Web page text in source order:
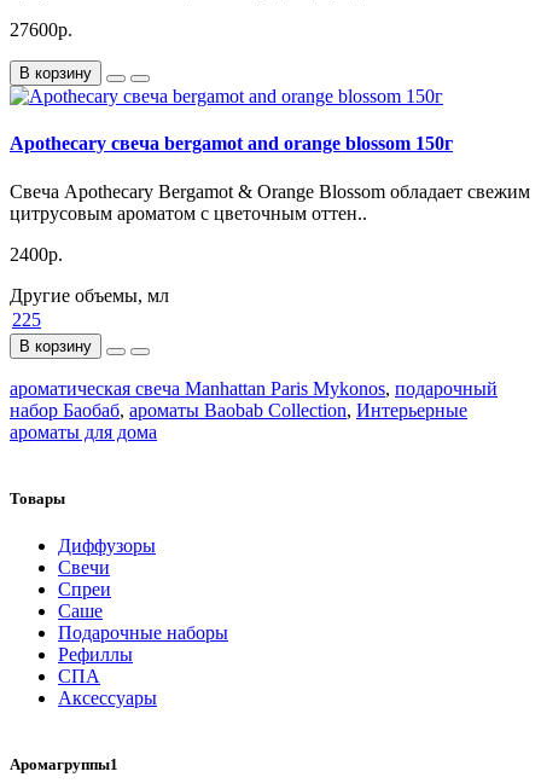
27600р.
В корзину
Apothecary свеча bergamot and orange blossom 150г
Свеча Apothecary Bergamot & Orange Blossom обладает свежим
цитрусовым ароматом с цветочным оттен..
2400р.
Другие объемы, мл
225
В корзину
ароматическая свеча Manhattan Paris Mykonos, подарочный
набор Баобаб, ароматы Baobab Collection, Интерьерные
ароматы для дома
Товары
Диффузоры
Свечи
Спреи
Саше
Подарочные наборы
Рефиллы
СПА
Аксессуары
Аромагруппы1